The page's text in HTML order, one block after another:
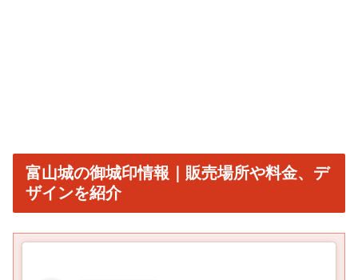
富山城の御城印情報｜販売場所や料金、デ
ザインを紹介